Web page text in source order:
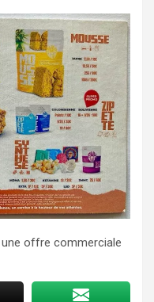
offre commerciale